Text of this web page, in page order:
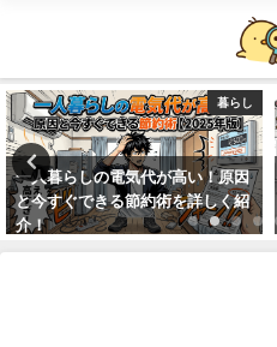
暮らし
一人暮らしのNHK受信料は払わな
いとどうなる？免除・割引・契約
不要の条件も解説